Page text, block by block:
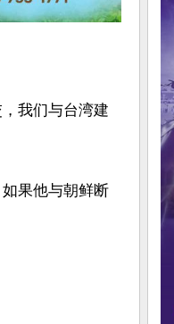
我们与台湾建
果他与朝鲜断